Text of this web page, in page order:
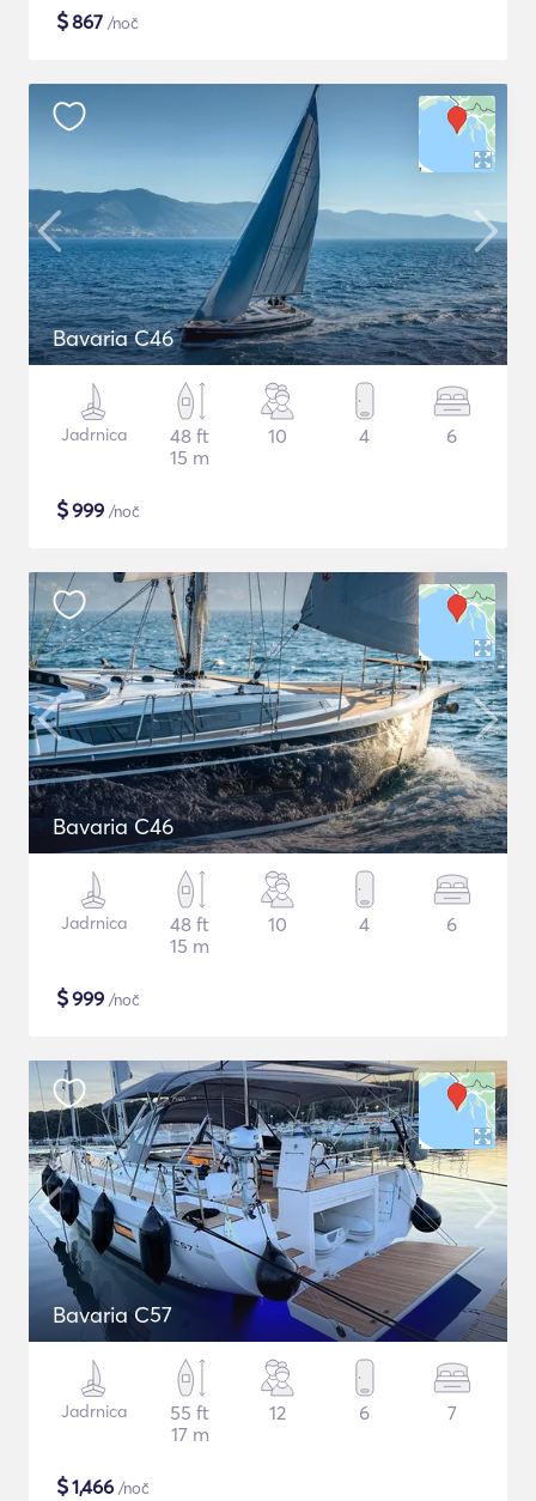
$867 /noč
Bavaria C46
Jadrnica
48 ft
15 m
10 4 6
$999 /noč
Bavaria C46
Jadrnica
48 ft
15 m
10 4 6
$999 /noč
Bavaria C57
Jadrnica
55 ft
17 m
12 6 7
$1,466 /noč